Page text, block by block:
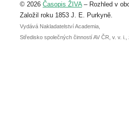
abstraktu přihlášené přednášky
posteru je už 30. června.
© 2026 Časopis ŽIVA– Rozhled v
Založil roku 1853 J. E. Purkyně.
Vydává Nakladatelství Academia,
Středisko společných činností AV ČR, v. v. i.,